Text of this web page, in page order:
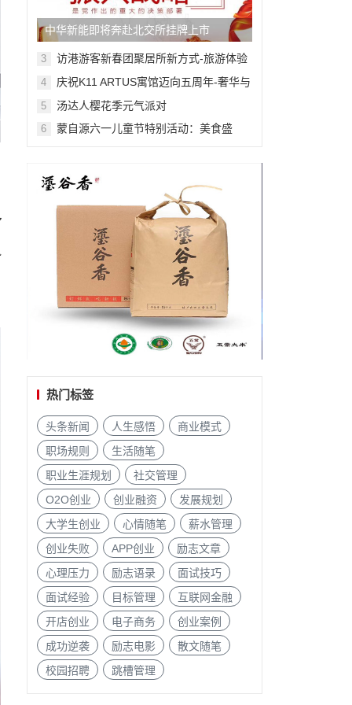
中华新能即将奔赴北交所挂牌上市
3
访港游客新春团聚居所新方式-旅游体验
4
庆祝K11 ARTUS寓馆迈向五周年-奢华与
5 汤达人樱花季元气派对
6
蒙自源六一儿童节特别活动：美食盛
热门标签
头条新闻 人生感悟
商业模式
职场规则
生活随笔
职业生涯规划
社交管理
O2O创业
创业融资
发展规划
大学生创业
心情随笔
薪水管理
创业失败
APP创业
励志文章
心理压力
励志语录
面试技巧
面试经验
目标管理
互联网金融
开店创业
电子商务
创业案例
成功逆袭
励志电影
散文随笔
校园招聘
跳槽管理